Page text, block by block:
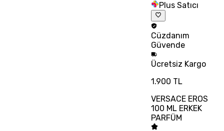
Plus Satıcı
Cüzdanım
Güvende
Ücretsiz Kargo
1.900 TL
VERSACE EROS
100 ML ERKEK
PARFÜM